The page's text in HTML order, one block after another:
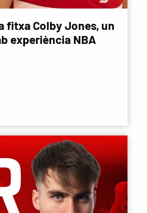
fitxa Colby Jones, un
experiència NBA